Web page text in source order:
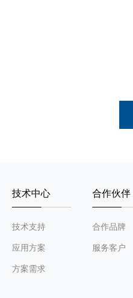
技术中心
技术支持
应用方案
方案需求
合作伙伴
合作品牌
服务客户